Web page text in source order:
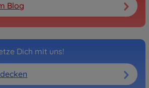
Blog
Dich mit uns!